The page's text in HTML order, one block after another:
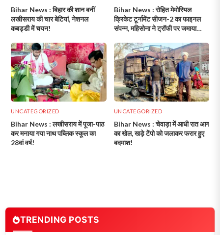
Bihar News : बिहार की शान बनीं
लखीसराय की चार बेटियां, नेशनल
कबड्डी में चयन!
Bihar News : रोहित मेमोरियल
क्रिकेट टूर्नामेंट सीजन-2 का फाइनल
संपन्न, महिसोना ने ट्रॉफी पर जमाया
UNCATEGORIZED
Bihar News : लखीसराय में पूजा-पाठ
कर मनाया गया नाथ पब्लिक स्कूल का
28वां वर्ष!
UNCATEGORIZED
Bihar News : चेवाड़ा में आधी रात आग
का खेल, खड़े टेंपो को जलाकर फरार हुए
बदमाश!
TRENDING POSTS